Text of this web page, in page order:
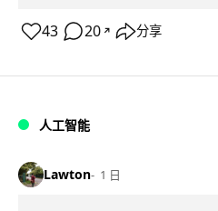
43 20 ↗ 分享
人工智能
Lawton 1 日